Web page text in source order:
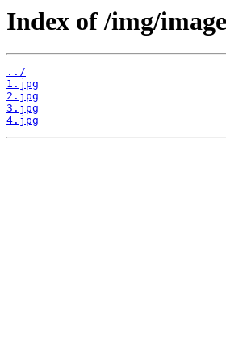
Index of /img/
../
1.jpg
2.jpg
3.jpg
4.jpg